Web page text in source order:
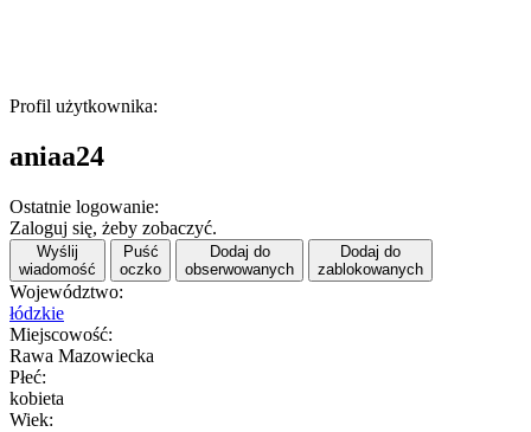
Profil użytkownika:
aniaa24
Ostatnie logowanie:
Zaloguj się, żeby zobaczyć.
Wyślij
wiadomość
Puść
oczko
Dodaj do
obserwowanych
Dodaj do
zablokowanych
Województwo:
łódzkie
Miejscowość:
Rawa Mazowiecka
Płeć:
kobieta
Wiek: